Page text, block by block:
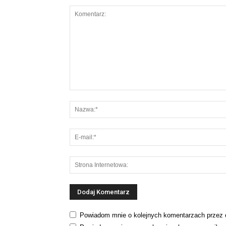
Powiadom mnie o kolejnych komentarzach przez